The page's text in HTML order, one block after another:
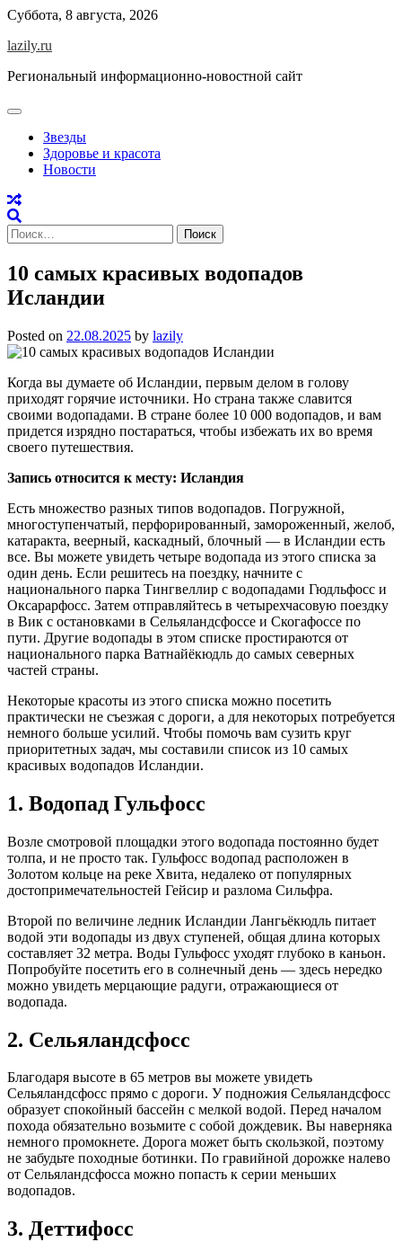
Skip
content
Суббота, 8 августа, 2026
lazily.ru
Региональный информационно-новостной сайт
Звезды
Здоровье и красота
Новости
Найти:
10 самых красивых водопадов
Исландии
Posted on 22.08.2025 by lazily
Когда вы думаете об Исландии, первым делом в голову
приходят горячие источники. Но страна также славится
своими водопадами. В стране более 10 000 водопадов, и вам
придется изрядно постараться, чтобы избежать их во время
своего путешествия.
Запись относится к месту: Исландия
Есть множество разных типов водопадов. Погружной,
многоступенчатый, перфорированный, замороженный, желоб,
катаракта, веерный, каскадный, блочный — в Исландии есть
все. Вы можете увидеть четыре водопада из этого списка за
один день. Если решитесь на поездку, начните с
национального парка Тингвеллир с водопадами Гюдльфосс и
Оксарарфосс. Затем отправляйтесь в четырехчасовую поездку
в Вик с остановками в Сельяландсфоссе и Скогафоссе по
пути. Другие водопады в этом списке простираются от
национального парка Ватнайёкюдль до самых северных
частей страны.
Некоторые красоты из этого списка можно посетить
практически не съезжая с дороги, а для некоторых потребуется
немного больше усилий. Чтобы помочь вам сузить круг
приоритетных задач, мы составили список из 10 самых
красивых водопадов Исландии.
1. Водопад Гульфосс
Возле смотровой площадки этого водопада постоянно будет
толпа, и не просто так. Гульфосс водопад расположен в
Золотом кольце на реке Хвита, недалеко от популярных
достопримечательностей Гейсир и разлома Сильфра.
Второй по величине ледник Исландии Лангьёкюдль питает
водой эти водопады из двух ступеней, общая длина которых
составляет 32 метра. Воды Гульфосс уходят глубоко в каньон.
Попробуйте посетить его в солнечный день — здесь нередко
можно увидеть мерцающие радуги, отражающиеся от
водопада.
2. Сельяландсфосс
Благодаря высоте в 65 метров вы можете увидеть
Сельяландсфосс прямо с дороги. У подножия Сельяландсфосс
образует спокойный бассейн с мелкой водой. Перед началом
похода обязательно возьмите с собой дождевик. Вы наверняка
немного промокнете. Дорога может быть скользкой, поэтому
не забудьте походные ботинки. По гравийной дорожке налево
от Сельяландсфосса можно попасть к серии меньших
водопадов.
3. Деттифосс